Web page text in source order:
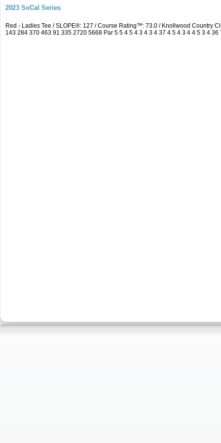
2023 SoCal Series
Red - Ladies Tee / SLOPE®: 127 / Course Rating™: 73.0 / Knollwood Country
143 284 370 463 91 335 2720 5668 Par 5 5 4 5 4 3 4 3 4 37 4 5 4 3 4 4 5 3 4